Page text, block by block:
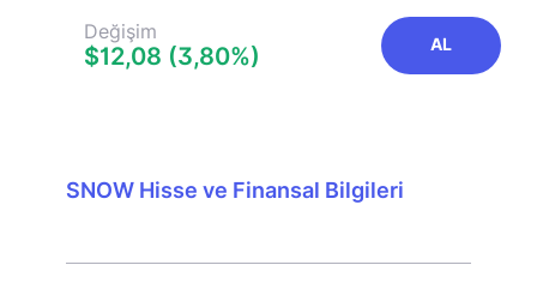
Değişim
$12,08 (3,80%) AL
SNOW Hisse ve Finansal Bilgileri